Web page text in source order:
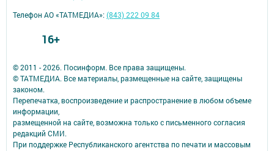
© 2011 - 2026. Посинформ. Все права защищены.
© ТАТМЕДИА. Все материалы, размещенные на сайте, защищены
законом.
Перепечатка, воспроизведение и распространение в любом объеме
информации,
размещенной на сайте, возможна только с письменного согласия
редакций СМИ.
При поддержке Республиканского агентства по печати и массовым
Телефон АО «ТАТМЕДИА»:(843) 222 09 84
16+